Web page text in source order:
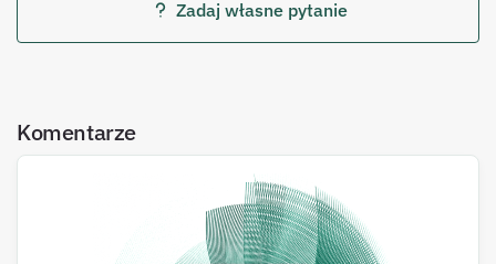
Zadaj własne pytanie
Komentarze